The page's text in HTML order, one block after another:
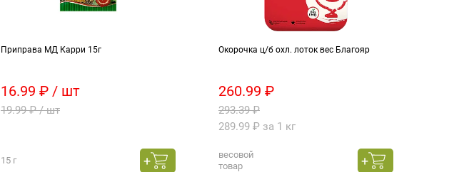
Приправа МД Карри 15г
16.99 ₽ / шт
19.99 ₽ / шт
15 г
Окорочка ц/б охл. лоток вес Благояр
260.99 ₽
293.39 ₽
289.99 ₽ за 1 кг
весовой
товар